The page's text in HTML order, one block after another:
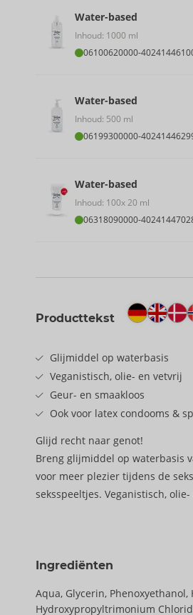
Water-based
Inhoud: 1000 ml
06100620000-
Water-based
Inhoud: 500 ml
06199300000-
Water-based
Inhoud: 100x 20 ml
06318090000-
Producttekst
Glijmiddel op waterbasis
Veganistisch, olie- en vetvrij
Geur- en smaakloos
Ook voor latex condooms &
Glijd recht naar genot!
Breng glijmiddel op waterbasis
voor meer plezier tijdens de
seksspeeltjes. Veganistisch,
Ingrediënten
Aqua, Glycerin, Phenoxyethanol,
Hydroxypropyltrimonium